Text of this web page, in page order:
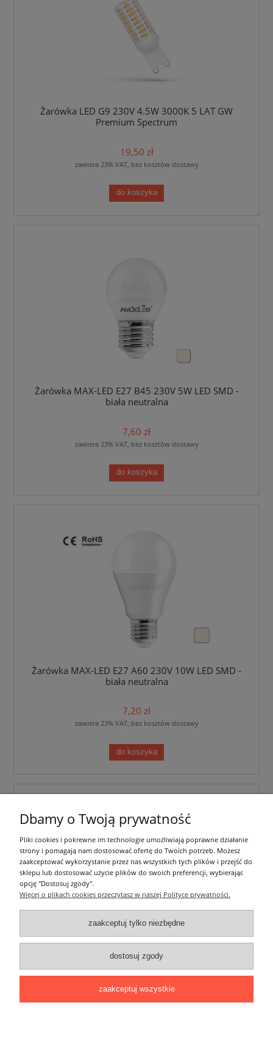
Żarówka LED G9 230V 4.5W 3000K 5 LAT GW
Premium Spectrum
19,50 zł
zawiera 23% VAT, bez kosztów dostawy
do koszyka
Żarówka MAX-LED E27 B45 230V 5W LED SMD -
biała neutralna
7,60 zł
zawiera 23% VAT, bez kosztów dostawy
do koszyka
Żarówka MAX-LED E27 A60 230V 10W LED SMD -
biała neutralna
7,20 zł
zawiera 23% VAT, bez kosztów dostawy
do koszyka
Żarówka MAX-LED E27 A60 230V 10W LED SMD -
biała zimna
7,20 zł
zawiera 23% VAT, bez kosztów dostawy
Dbamy o Twoją prywatność
Pliki cookies i pokrewne im technologie umożliwiają poprawne działanie
strony i pomagają nam dostosować ofertę do Twoich potrzeb. Możesz
zaakceptować wykorzystanie przez nas wszystkich tych plików i przejść do
sklepu lub dostosować użycie plików do swoich preferencji, wybierając
opcję "Dostosuj zgody".
Więcej o plikach cookies przeczytasz w naszej Polityce prywatności.
zaakceptuj tylko niezbędne
dostosuj zgody
zaakceptuj wszystkie